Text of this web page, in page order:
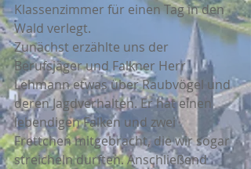
Klassenzimmer für einen Tag in den
Wald verlegt.
Zunächst erzählte uns der
Berufsjäger und Falkner Herr
Lehmann etwas über Raubvögel und
deren Jagdverhalten. Er hat einen
lebendigen Falken und zwei
Frettchen mitgebracht, die wir sogar
streicheln durften. Anschließend